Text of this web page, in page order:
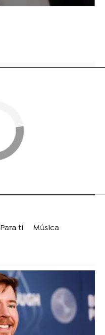
Para ti
Música